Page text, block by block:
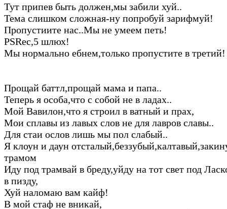
Тут припев быть должен,мы забили хуй..
Тема слишком сложная-ну попробуй зарифмуй!
Пропустиите нас..Мы не умеем петь!
PSRec,5 шлюх!
Мы нормально ебнем,только пропустите в третий!
Прощай баттл,прощай мама и папа..
Теперь я особа,что с собой не в ладах..
Мой Вавилон,что я строил в ватный и прах,
Мои сплавы из лавых слов не для лавров славы..
Для стаи ослов лишь мы пол слабый..
Я клоун и даун
трамом
Иду под трамвай в бреду,уйду на тот свет под
в пизду,
Хуй наломаю вам кайф!
В мой стаф не вникай,